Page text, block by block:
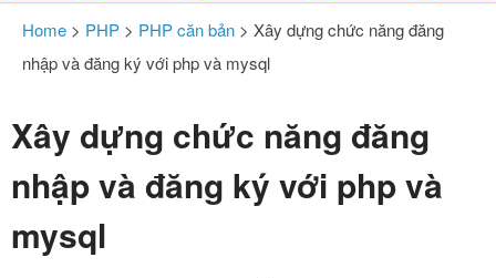
Home > PHP > PHP căn bản > Xây dựng chức năng đăng
nhập và đăng ký với php và mysql
Xây dựng chức năng đăng
nhập và đăng ký với php và
mysql